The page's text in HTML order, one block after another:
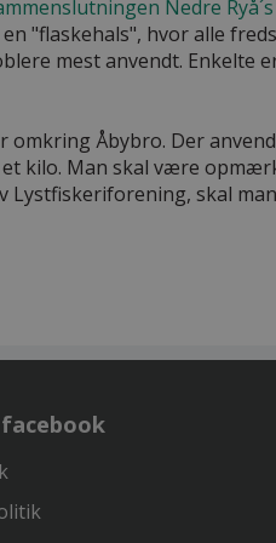
Nedre
"flaskehals", hvor alle
mest anvendt. Enkelte
Åbybro. Der
kilo. Man skal være
Lystfiskeriforening, skal
facebook